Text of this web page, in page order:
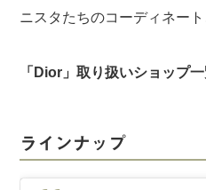
ニスタたちのコーディネート
「Dior」取り扱いショップ
ラインナップ